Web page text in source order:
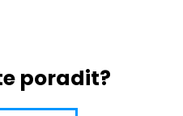
poradit?